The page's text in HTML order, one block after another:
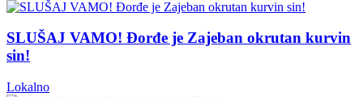
SLUŠAJ VAMO! Đorđe je Zajeban okrutan kurvin
sin!
Lokalno